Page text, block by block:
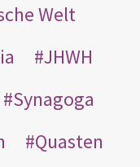
Welt
JHWH
Synagoga
Quasten